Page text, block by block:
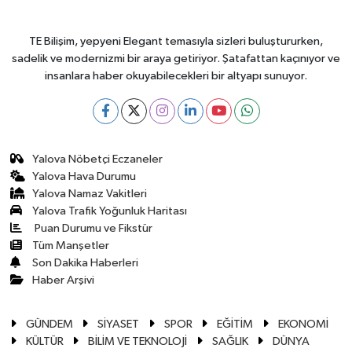
TE Bilişim, yepyeni Elegant temasıyla sizleri buluştururken,
sadelik ve modernizmi bir araya getiriyor. Şatafattan kaçınıyor ve
insanlara haber okuyabilecekleri bir altyapı sunuyor.
Yalova Nöbetçi Eczaneler
Yalova Hava Durumu
Yalova Namaz Vakitleri
Yalova Trafik Yoğunluk Haritası
Puan Durumu ve Fikstür
Tüm Manşetler
Son Dakika Haberleri
Haber Arşivi
GÜNDEM SİYASET SPOR EĞİTİM
EKONOMİ
KÜLTÜR
BİLİM VE TEKNOLOJİ SAĞLIK DÜNYA